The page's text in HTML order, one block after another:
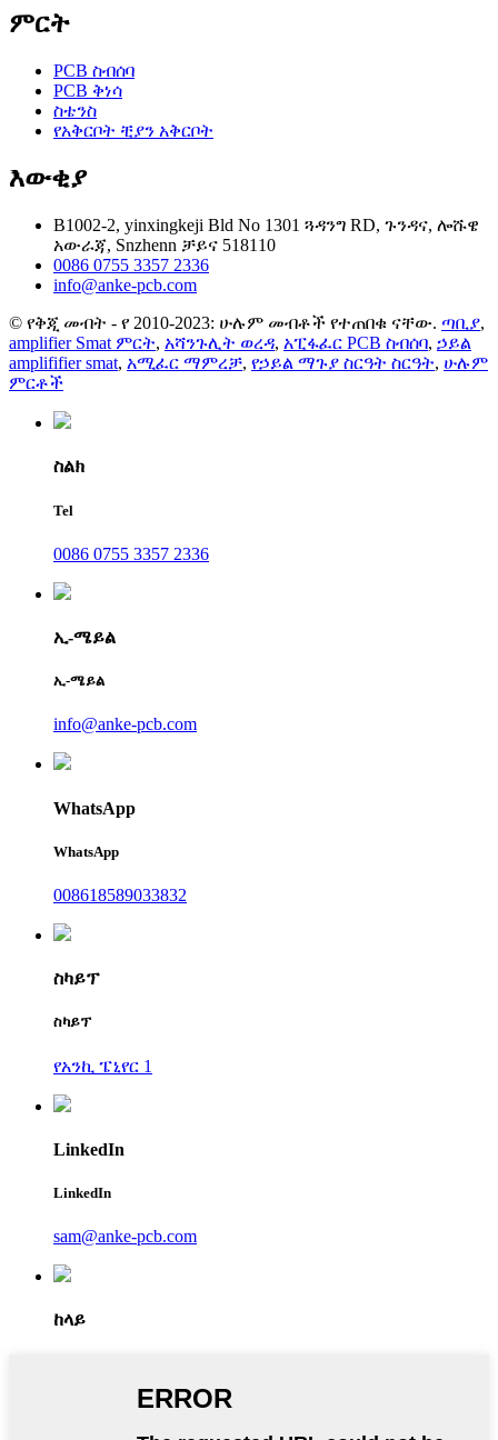
ምርት
PCB ስብሰባ
PCB ቅነሳ
ስቴንስ
የአቅርቦት ቺያን አቅርቦት
እውቂያ
B1002-2, yinxingkeji Bld No 1301 ጓዳንግ RD, ጉንዳና, ሎሹዌ
አውራጃ, Snzhenn ቻይና 518110
0086 0755 3357 2336
info@anke-pcb.com
© የቅጂ መብት - የ 2010-2023: ሁሉም መብቶች የተጠበቁ ናቸው. ጣቢያ,
amplifier Smat ምርት, አሻንጉሊት ወረዳ, አፒፋፈር PCB ስብሰባ, ኃይል
amplififier smat, አሚፈር ማምረቻ, የኃይል ማጉያ ስርዓት ስርዓት, ሁሉም
ምርቶች
ስልክ
Tel
0086 0755 3357 2336
ኢ-ሜይል
ኢ-ሜይል
info@anke-pcb.com
WhatsApp
WhatsApp
008618589033832
ስካይፕ
ስካይፕ
የአንኪ ፔኒየር 1
LinkedIn
LinkedIn
sam@anke-pcb.com
ከላይ